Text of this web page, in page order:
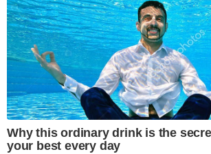
Why this ordinary drink is the
your best every day